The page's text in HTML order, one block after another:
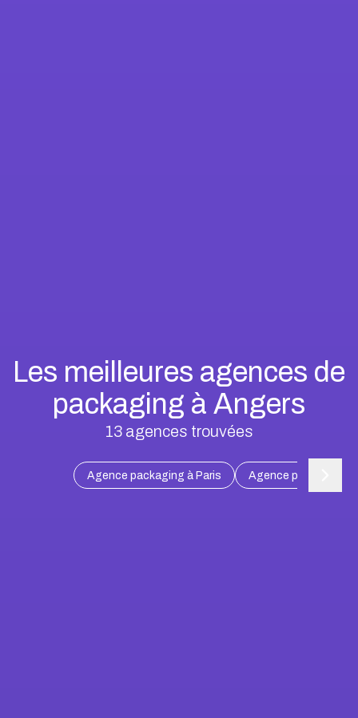
Les meilleures agences de
packaging à Angers
13agences trouvées
Agence packaging à Paris Agence packaging à